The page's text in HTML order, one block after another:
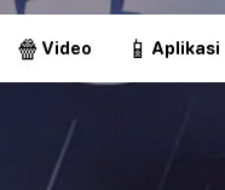
🍿 Video 📱 Aplikasi